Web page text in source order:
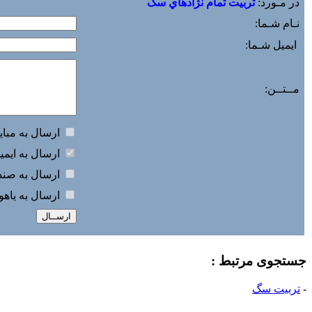
در مـورد:تربيت تمام نژادهاي سگ
نـام شـما:
ایمیل شـما:
مــتــن:
ارسال به
ارسال به
ارسال به
ارسال به
جستجوی مرتبط :
- تربیت سگ